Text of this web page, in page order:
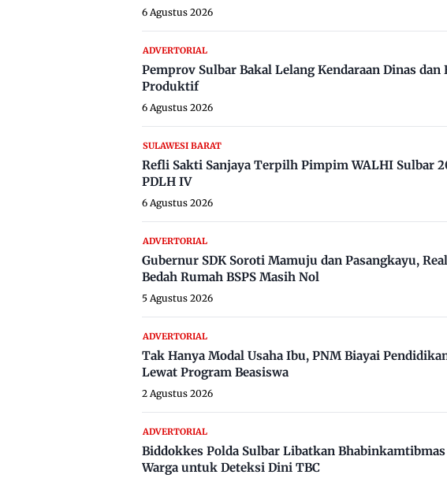
6 Agustus 2026
ADVERTORIAL
Pemprov Sulbar Bakal Lelang Kendaraan Dinas dan
Produktif
6 Agustus 2026
SULAWESI BARAT
Refli Sakti Sanjaya Terpilh Pimpim WALHI Sulbar
PDLH IV
6 Agustus 2026
ADVERTORIAL
Gubernur SDK Soroti Mamuju dan Pasangkayu,
Bedah Rumah BSPS Masih Nol
5 Agustus 2026
ADVERTORIAL
Tak Hanya Modal Usaha Ibu, PNM Biayai
Lewat Program Beasiswa
2 Agustus 2026
ADVERTORIAL
Biddokkes Polda Sulbar Libatkan
Warga untuk Deteksi Dini TBC